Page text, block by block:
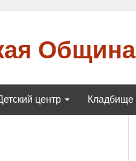
Община
центр Кладбище